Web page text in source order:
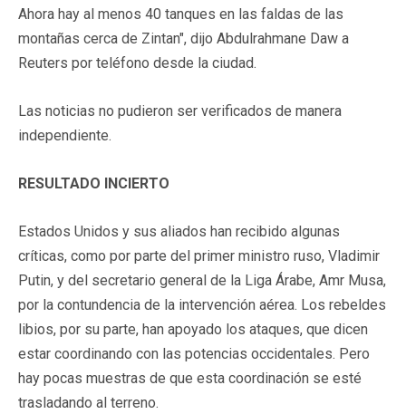
Ahora hay al menos 40 tanques en las faldas de las
montañas cerca de Zintan", dijo Abdulrahmane Daw a
Reuters por teléfono desde la ciudad.
Las noticias no pudieron ser verificados de manera
independiente.
RESULTADO INCIERTO
Estados Unidos y sus aliados han recibido algunas
críticas, como por parte del primer ministro ruso, Vladimir
Putin, y del secretario general de la Liga Árabe, Amr Musa,
por la contundencia de la intervención aérea. Los rebeldes
libios, por su parte, han apoyado los ataques, que dicen
estar coordinando con las potencias occidentales. Pero
hay pocas muestras de que esta coordinación se esté
trasladando al terreno.